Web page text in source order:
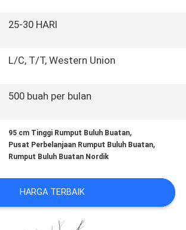
25-30 HARI
L/C, T/T, Western Union
500 buah per bulan
95 cm Tinggi Rumput Buluh Buatan,
Pusat Perbelanjaan Rumput Buluh Buatan,
Rumput Buluh Buatan Nordik
HARGA TERBAIK